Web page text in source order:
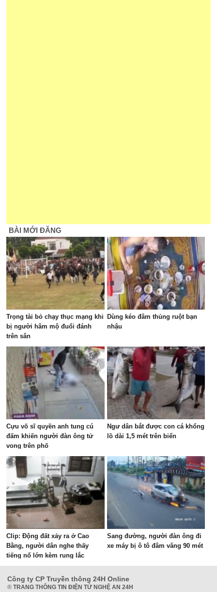
BÀI MỚI ĐĂNG
Trọng tài bỏ chạy thục mạng khi
bị người hâm mộ đuổi đánh
trên sân
Dùng kéo đâm thủng ruột bạn
nhậu
Cựu võ sĩ quyền anh tung cú
đấm khiến người đàn ông tử
vong trên phố
Ngư dân bắt được con cá khổng
lồ dài 1,5 mét trên biển
Clip: Động đất xảy ra ở Cao
Bằng, người dân nghe thấy
tiếng nổ lớn kèm rung lắc
Sang đường, người đàn ông đi
xe máy bị ô tô đâm văng 90 mét
Công ty CP Truyền thông 24H Online
® TRANG THÔNG TIN ĐIỆN TỬ NGHỆ AN 24H